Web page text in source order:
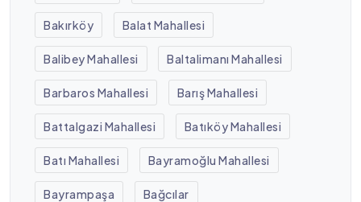
Bakırköy Balat Mahallesi
Balibey Mahallesi Baltalimanı Mahallesi
Barbaros Mahallesi Barış Mahallesi
Battalgazi Mahallesi Batıköy Mahallesi
Batı Mahallesi Bayramoğlu Mahallesi
Bayrampaşa Bağcılar